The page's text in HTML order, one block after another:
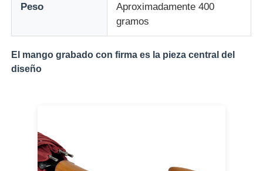
Peso
Aproximadamente 400
gramos
El mango grabado con firma es la pieza central del
diseño